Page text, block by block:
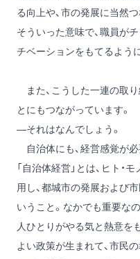
る向上や、市の発展に当然
そういった意味で、職員が
チベーションをもてるよう
また、こうした一連の取
とにもつながっています。
―それはなんでしょう。
自治体にも、経営感覚が
「自治体経営」とは、ヒト・
用し、都城市の発展および
いうこと。なかでも重要な
人ひとりがやる気と熱意を
よい政策が生まれて、市民